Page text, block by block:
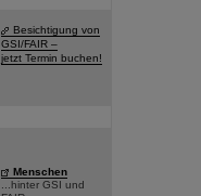
Besichtigung von
GSI/FAIR –
jetzt Termin buchen!
Menschen
...hinter GSI und